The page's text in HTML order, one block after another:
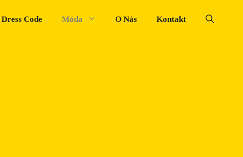
Dress Code Móda O Nás Kontakt